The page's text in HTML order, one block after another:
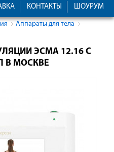
ШОУРУМ
КОНТАКТЫ
Аппараты для тела
ЭСМА 12.16 С
В МОСКВЕ